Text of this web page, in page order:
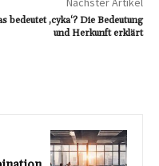
bedeutet ‚cyka‘? Die Bedeutung
und Herkunft erklärt